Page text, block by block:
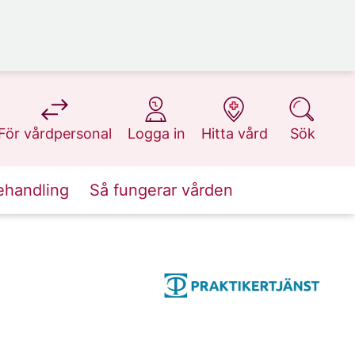
vårdpersonal
på 1177.se
Logga in
på 1177.se
Hitta vård
på 1177.se
Sök
på 1177.se
Så fungerar vården